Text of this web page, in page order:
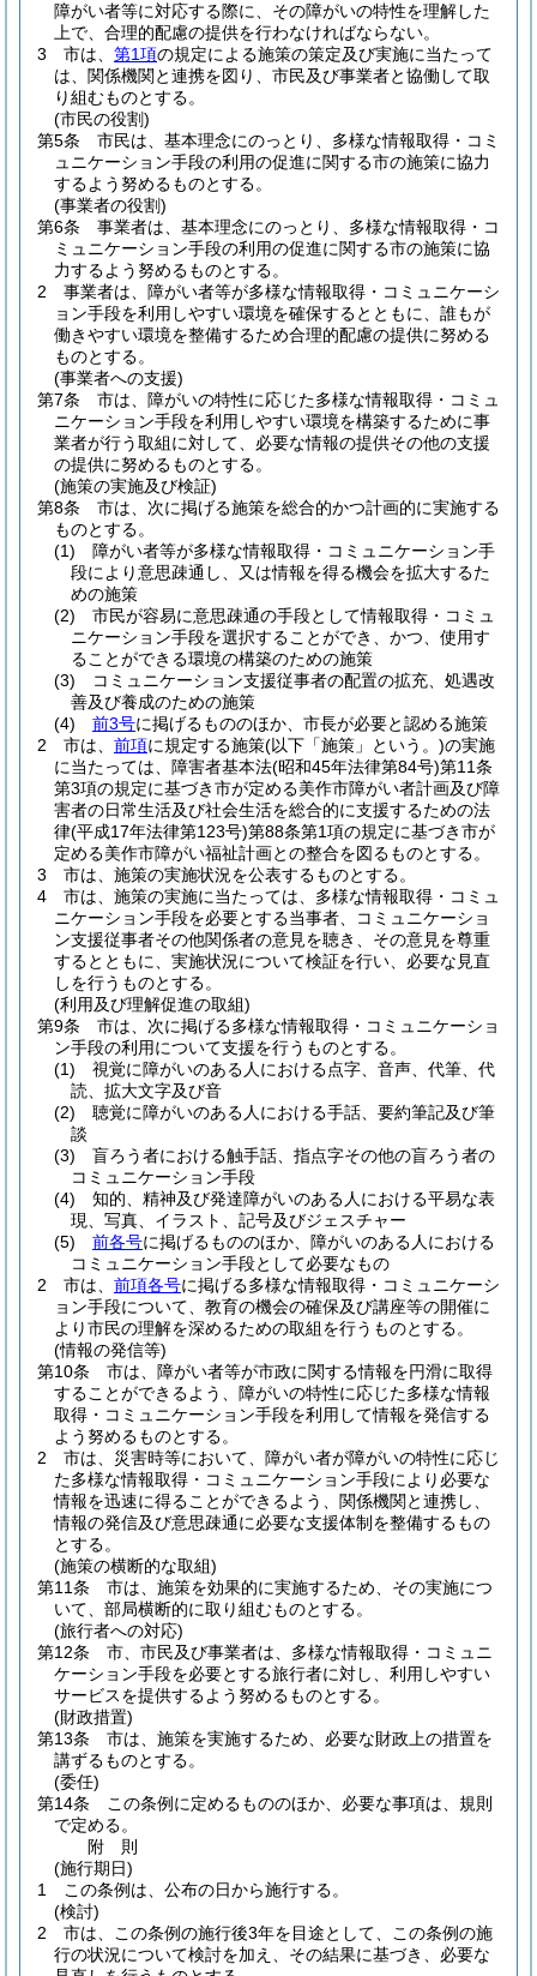
障がい者等に対応する際に、その障がいの特性を理解した
上で、合理的配慮の提供を行わなければならない。
3
市は、 第1項の規定による施策の策定及び実施に当たって
は、関係機関と連携を図り、市民及び事業者と協働して取
り組むものとする。
(市民の役割)
第5条
市民は、基本理念にのっとり、多様な情報取得・コミ
ュニケーション手段の利用の促進に関する市の施策に協力
するよう努めるものとする。
(事業者の役割)
第6条
事業者は、基本理念にのっとり、多様な情報取得・コ
ミュニケーション手段の利用の促進に関する市の施策に協
力するよう努めるものとする。
2
事業者は、障がい者等が多様な情報取得・コミュニケーシ
ョン手段を利用しやすい環境を確保するとともに、誰もが
働きやすい環境を整備するため合理的配慮の提供に努める
ものとする。
(事業者への支援)
第7条
市は、障がいの特性に応じた多様な情報取得・コミュ
ニケーション手段を利用しやすい環境を構築するために事
業者が行う取組に対して、必要な情報の提供その他の支援
の提供に努めるものとする。
(施策の実施及び検証)
第8条
市は、次に掲げる施策を総合的かつ計画的に実施する
ものとする。
(1)
障がい者等が多様な情報取得・コミュニケーション手
段により意思疎通し、又は情報を得る機会を拡大するた
めの施策
(2)
市民が容易に意思疎通の手段として情報取得・コミュ
ニケーション手段を選択することができ、かつ、使用す
ることができる環境の構築のための施策
(3)
コミュニケーション支援従事者の配置の拡充、処遇改
善及び養成のための施策
(4)
前3号に掲げるもののほか、市長が必要と認める施策
2
市は、 前項に規定する施策(以下「施策」という。)の実施
に当たっては、障害者基本法(昭和45年法律第84号)第11条
第3項の規定に基づき市が定める美作市障がい者計画及び障
害者の日常生活及び社会生活を総合的に支援するための法
律(平成17年法律第123号)第88条第1項の規定に基づき市が
定める美作市障がい福祉計画との整合を図るものとする。
3
市は、施策の実施状況を公表するものとする。
4
市は、施策の実施に当たっては、多様な情報取得・コミュ
ニケーション手段を必要とする当事者、コミュニケーショ
ン支援従事者その他関係者の意見を聴き、その意見を尊重
するとともに、実施状況について検証を行い、必要な見直
しを行うものとする。
(利用及び理解促進の取組)
第9条
市は、次に掲げる多様な情報取得・コミュニケーショ
ン手段の利用について支援を行うものとする。
(1)
視覚に障がいのある人における点字、音声、代筆、代
読、拡大文字及び音
(2)
聴覚に障がいのある人における手話、要約筆記及び筆
談
(3)
盲ろう者における触手話、指点字その他の盲ろう者の
コミュニケーション手段
(4)
知的、精神及び発達障がいのある人における平易な表
現、写真、イラスト、記号及びジェスチャー
(5)
前各号に掲げるもののほか、障がいのある人における
コミュニケーション手段として必要なもの
2
市は、 前項各号に掲げる多様な情報取得・コミュニケーシ
ョン手段について、教育の機会の確保及び講座等の開催に
より市民の理解を深めるための取組を行うものとする。
(情報の発信等)
第10条
市は、障がい者等が市政に関する情報を円滑に取得
することができるよう、障がいの特性に応じた多様な情報
取得・コミュニケーション手段を利用して情報を発信する
よう努めるものとする。
2
市は、災害時等において、障がい者が障がいの特性に応じ
た多様な情報取得・コミュニケーション手段により必要な
情報を迅速に得ることができるよう、関係機関と連携し、
情報の発信及び意思疎通に必要な支援体制を整備するもの
とする。
(施策の横断的な取組)
第11条
市は、施策を効果的に実施するため、その実施につ
いて、部局横断的に取り組むものとする。
(旅行者への対応)
第12条
市、市民及び事業者は、多様な情報取得・コミュニ
ケーション手段を必要とする旅行者に対し、利用しやすい
サービスを提供するよう努めるものとする。
(財政措置)
第13条
市は、施策を実施するため、必要な財政上の措置を
講ずるものとする。
(委任)
第14条
この条例に定めるもののほか、必要な事項は、規則
で定める。
附 則
(施行期日)
1
この条例は、公布の日から施行する。
(検討)
2
市は、この条例の施行後3年を目途として、この条例の施
行の状況について検討を加え、その結果に基づき、必要な